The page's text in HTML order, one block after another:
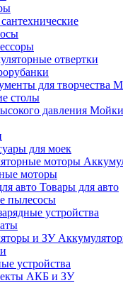
отвертки
для творчества
столы
Мойки
для моек
моторы
Товары для авто
пылесосы
устройства
устройства
АКБ и ЗУ